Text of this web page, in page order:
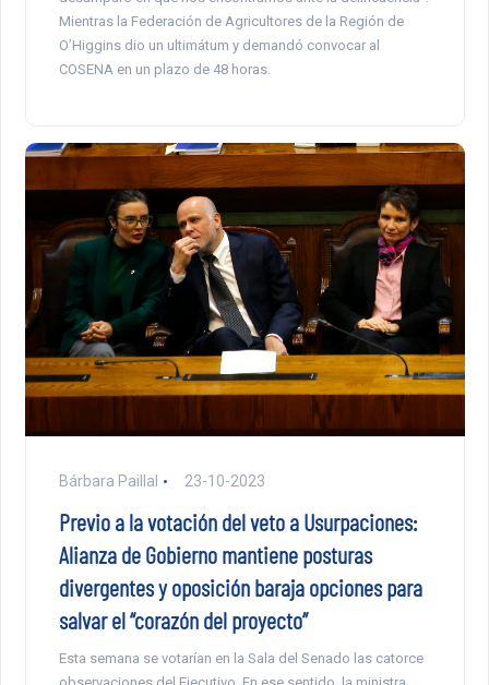
Mientras la Federación de Agricultores de la Región de
O’Higgins dio un ultimátum y demandó convocar al
COSENA en un plazo de 48 horas.
Bárbara Paillal 23-10-2023
Previo a la votación del veto a Usurpaciones:
Alianza de Gobierno mantiene posturas
divergentes y oposición baraja opciones para
salvar el “corazón del proyecto”
Esta semana se votarían en la Sala del Senado las catorce